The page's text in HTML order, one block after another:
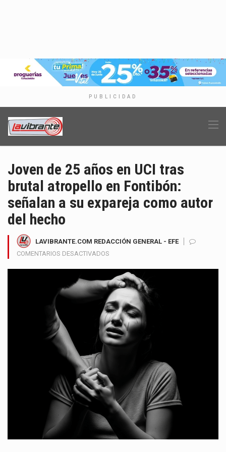
PUBLICIDAD
Joven de 25 años en UCI tras
brutal atropello en Fontibón:
señalan a su expareja como autor
del hecho
LAVIBRANTE.COM REDACCIÓN GENERAL - EFE
COMENTARIOS DESACTIVADOS
DE
25
AÑOS
EN
UCI
TRAS
BRUTAL
FONTIBÓN:
SEÑALAN
A
SU
EXPAREJA
COMO
AUTOR